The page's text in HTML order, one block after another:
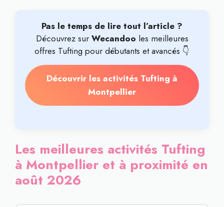
Pas le temps de lire tout l’article ?
Découvrez sur Wecandoo les meilleures
offres Tufting pour débutants et avancés 👇
Découvrir les activités Tufting à
Montpellier
Les meilleures activités Tufting
à Montpellier et à proximité en
août 2026